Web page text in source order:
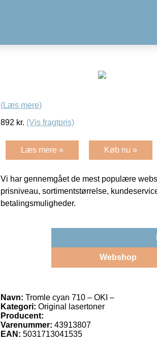
(Læs mere)
892 kr. (Vis fragtpris)
Læs mere » Køb nu »
Vi har gennemgået de mest populære
prisniveau, sortimentstørrelse,
betalingsmuligheder.
Webshop
Navn: Tromle cyan 710 – OKI –
Kategori: Original lasertoner
Producent:
Varenummer: 43913807
EAN: 5031713041535